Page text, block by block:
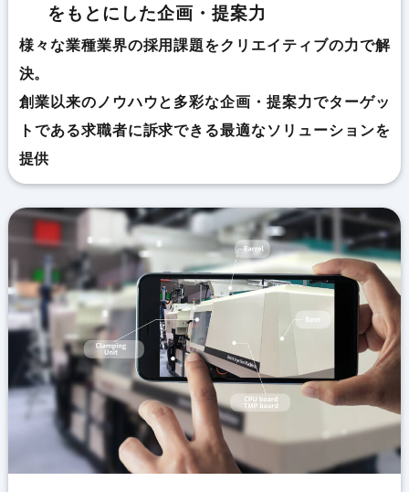
をもとにした企画・提案力
様々な業種業界の採用課題をクリエイティブの力で解
決。
創業以来のノウハウと多彩な企画・提案力でターゲッ
トである求職者に訴求できる最適なソリューションを
提供